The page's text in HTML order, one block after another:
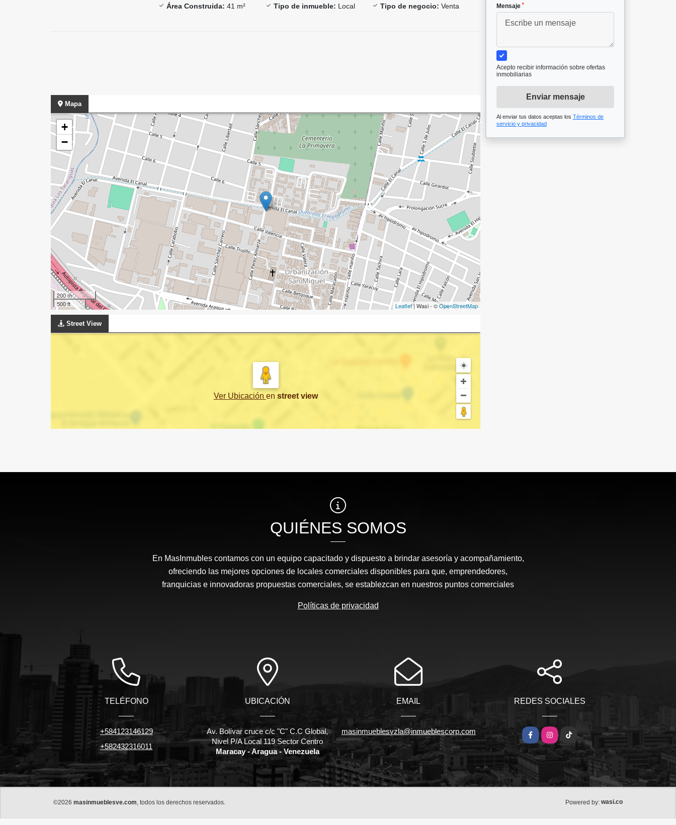
Área Construida: 41 m² Tipo de inmueble: Local Tipo de negocio: Venta
Mapa
+
−
200 m
500 ft
Leaflet| Wasi - ©OpenStreetMap
Street View
Ver Ubicación en street view
Mensaje *
Acepto recibir información sobre ofertas
inmobiliarias
Enviar mensaje
Al enviar tus datos aceptas los Términos de
servicio y privacidad
QUIÉNES SOMOS
En MasInmubles contamos con un equipo capacitado y dispuesto a brindar asesoría y acompañamiento,
ofreciendo las mejores opciones de locales comerciales disponibles para que, emprendedores,
franquicias e innovadoras propuestas comerciales, se establezcan en nuestros puntos comerciales
Políticas de privacidad
TELÉFONO
+584123146129
+582432316011
UBICACIÓN
Av. Bolívar cruce c/c "C" C.C Global,
Nivel P/A Local 119 Sector Centro
Maracay - Aragua - Venezuela
EMAIL
masinmueblesvzla@inmueblescorp.com
REDES SOCIALES
FacebookInstagram
TikTok
©2026 masinmueblesve.com , todos los derechos reservados. Powered by: wasi.co